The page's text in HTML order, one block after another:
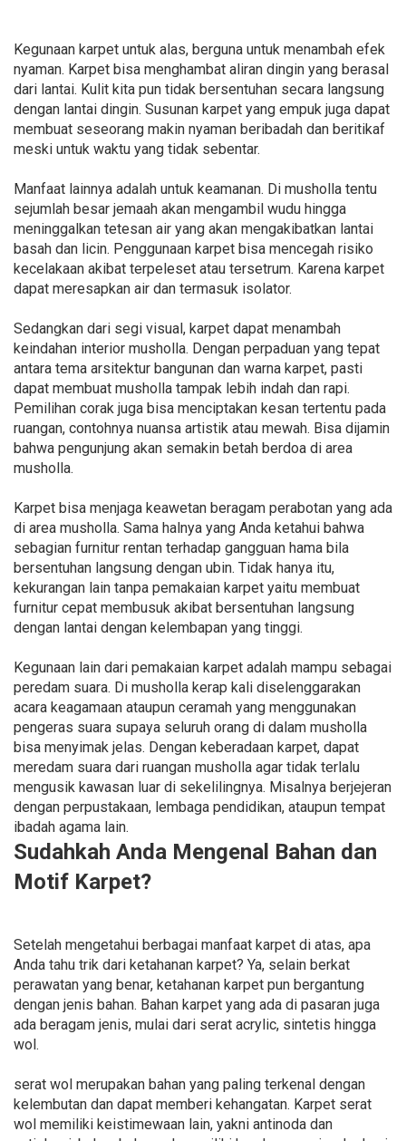
Kegunaan karpet untuk alas, berguna untuk menambah efek
nyaman. Karpet bisa menghambat aliran dingin yang berasal
dari lantai. Kulit kita pun tidak bersentuhan secara langsung
dengan lantai dingin. Susunan karpet yang empuk juga dapat
membuat seseorang makin nyaman beribadah dan beritikaf
meski untuk waktu yang tidak sebentar.
Manfaat lainnya adalah untuk keamanan. Di musholla tentu
sejumlah besar jemaah akan mengambil wudu hingga
meninggalkan tetesan air yang akan mengakibatkan lantai
basah dan licin. Penggunaan karpet bisa mencegah risiko
kecelakaan akibat terpeleset atau tersetrum. Karena karpet
dapat meresapkan air dan termasuk isolator.
Sedangkan dari segi visual, karpet dapat menambah
keindahan interior musholla. Dengan perpaduan yang tepat
antara tema arsitektur bangunan dan warna karpet, pasti
dapat membuat musholla tampak lebih indah dan rapi.
Pemilihan corak juga bisa menciptakan kesan tertentu pada
ruangan, contohnya nuansa artistik atau mewah. Bisa dijamin
bahwa pengunjung akan semakin betah berdoa di area
musholla.
Karpet bisa menjaga keawetan beragam perabotan yang ada
di area musholla. Sama halnya yang Anda ketahui bahwa
sebagian furnitur rentan terhadap gangguan hama bila
bersentuhan langsung dengan ubin. Tidak hanya itu,
kekurangan lain tanpa pemakaian karpet yaitu membuat
furnitur cepat membusuk akibat bersentuhan langsung
dengan lantai dengan kelembapan yang tinggi.
Kegunaan lain dari pemakaian karpet adalah mampu sebagai
peredam suara. Di musholla kerap kali diselenggarakan
acara keagamaan ataupun ceramah yang menggunakan
pengeras suara supaya seluruh orang di dalam musholla
bisa menyimak jelas. Dengan keberadaan karpet, dapat
meredam suara dari ruangan musholla agar tidak terlalu
mengusik kawasan luar di sekelilingnya. Misalnya berjejeran
dengan perpustakaan, lembaga pendidikan, ataupun tempat
ibadah agama lain.
Sudahkah Anda Mengenal Bahan dan
Motif Karpet?
Setelah mengetahui berbagai manfaat karpet di atas, apa
Anda tahu trik dari ketahanan karpet? Ya, selain berkat
perawatan yang benar, ketahanan karpet pun bergantung
dengan jenis bahan. Bahan karpet yang ada di pasaran juga
ada beragam jenis, mulai dari serat acrylic, sintetis hingga
wol.
serat wol merupakan bahan yang paling terkenal dengan
kelembutan dan dapat memberi kehangatan. Karpet serat
wol memiliki keistimewaan lain, yakni antinoda dan